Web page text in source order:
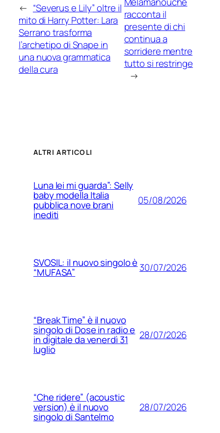
← “Severus e Lily” oltre il
mito di Harry Potter: Lara
Serrano trasforma
l’archetipo di Snape in
una nuova grammatica
della cura
racconta il
presente di chi
continua a
sorridere mentre
tutto si restringe
→
ALTRI ARTICOLI
Luna lei mi guarda”: Selly
baby modella Italia
pubblica nove brani
inediti
05/08/2026
SVOSIL: il nuovo singolo è
“MUFASA” 30/07/2026
“Break Time” è il nuovo
singolo di Dose in radio e
in digitale da venerdì 31
luglio
28/07/2026
“Che ridere” (acoustic
version) è il nuovo
singolo di Santelmo
28/07/2026